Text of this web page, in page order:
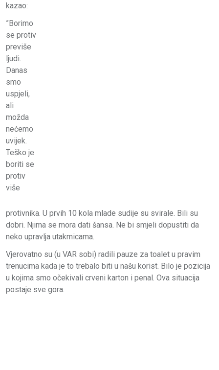
kazao:
”Borimo
se protiv
previše
ljudi.
Danas
smo
uspjeli,
ali
možda
nećemo
uvijek.
Teško je
boriti se
protiv
više
protivnika. U prvih 10 kola mlade sudije su svirale. Bili su
dobri. Njima se mora dati šansa. Ne bi smjeli dopustiti da
neko upravlja utakmicama.
Vjerovatno su (u VAR sobi) radili pauze za toalet u pravim
trenucima kada je to trebalo biti u našu korist. Bilo je pozicija
u kojima smo očekivali crveni karton i penal. Ova situacija
postaje sve gora.